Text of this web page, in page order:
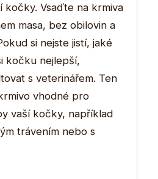
kočky. Vsaďte na krmiva
masa, bez obilovin a
si nejste jistí, jaké
kočku nejlepší,
s veterinářem. Ten
vhodné pro
vaší kočky, například
trávením nebo s